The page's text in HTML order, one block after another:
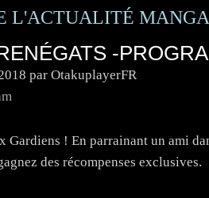
L'ACTUALITÉ
-
par OtakuplayerFR
Gardiens ! En parrainant un ami
des récompenses exclusives.